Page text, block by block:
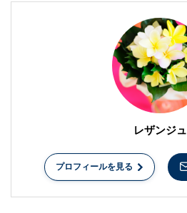
レザンジュ
プロフィールを見る